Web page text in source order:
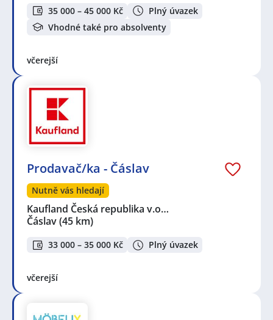
35 000 – 45 000 Kč
Plný úvazek
Vhodné také pro absolventy
včerejší
Prodavač/ka - Čáslav
Nutně vás hledají
Kaufland Česká republika v.o…
Čáslav(45 km)
33 000 – 35 000 Kč Plný úvazek
včerejší